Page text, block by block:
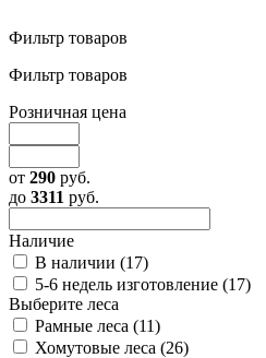
Фильтр товаров
Фильтр товаров
Розничная цена
от 290 руб.
до 3311 руб.
Наличие
В наличии (17)
5-6 недель изготовление (17)
Выберите леса
Рамные леса (11)
Хомутовые леса (26)